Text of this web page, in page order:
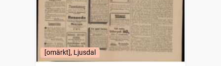
[omärkt], Ljusdal